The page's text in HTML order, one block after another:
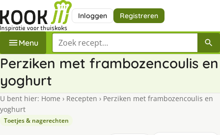
Inloggen Registreren
Menu Zoek een recept
Perziken met frambozencoulis en
yoghurt
U bent hier: Home › Recepten › Perziken met frambozencoulis en
yoghurt
Toetjes & nagerechten